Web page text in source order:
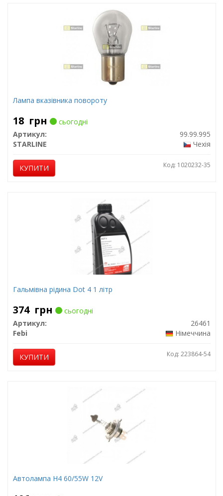
Лампа вказівника повороту
18 грн
сьогодні
Артикул:
99.99.995
STARLINE
Чехія
КУПИТИ Код: 1020232-35
Гальмівна рідина Dot 4 1 літр
374 грн
сьогодні
Артикул:
26461
Febi
Німеччина
КУПИТИ Код: 223864-54
Автолампа H4 60/55W 12V